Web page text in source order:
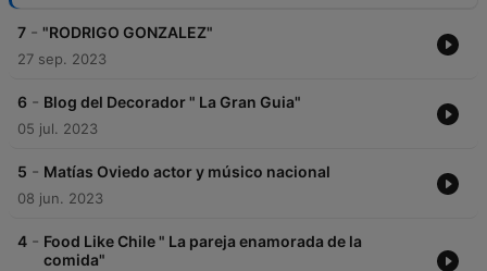
7 - "RODRIGO GONZALEZ"
27 sep. 2023
6 - Blog del Decorador " La Gran Guia"
05 jul. 2023
5 - Matías Oviedo actor y músico nacional
08 jun. 2023
4 - Food Like Chile " La pareja enamorada de la
comida"